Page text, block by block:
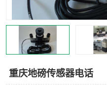
重庆地磅传感器电话
撕碎机
塑料撕碎机